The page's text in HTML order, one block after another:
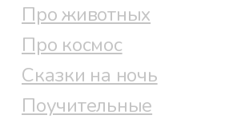
Про животных
Про космос
Сказки на ночь
Поучительные